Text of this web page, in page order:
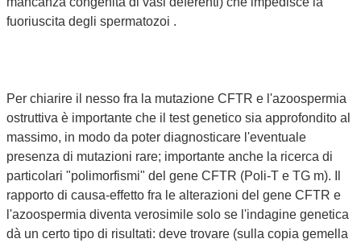
fuoriuscita degli spermatozoi .
Per chiarire il nesso fra la mutazione CFTR e l'azoospermia
ostruttiva è importante che il test genetico sia approfondito al
massimo, in modo da poter diagnosticare l'eventuale
presenza di mutazioni rare; importante anche la ricerca di
particolari "polimorfismi" del gene CFTR (Poli-T e TG m). Il
rapporto di causa-effetto fra le alterazioni del gene CFTR e
l'azoospermia diventa verosimile solo se l'indagine genetica
dà un certo tipo di risultati: deve trovare (sulla copia gemella